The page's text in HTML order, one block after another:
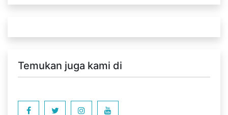
Temukan juga kami di